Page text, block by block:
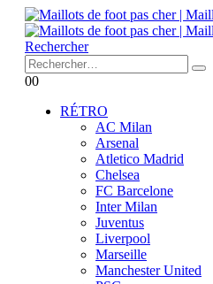
Rechercher
00
RÉTRO
AC Milan
Arsenal
Atletico Madrid
Chelsea
FC Barcelone
Inter Milan
Juventus
Liverpool
Marseille
Manchester United